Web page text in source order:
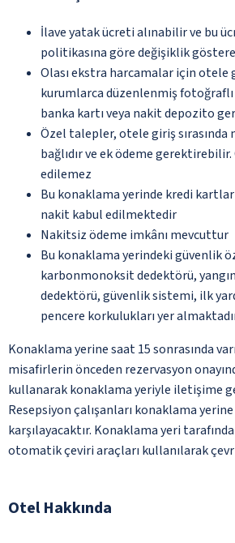
İlave yatak ücreti alınabilir ve bu
politikasına göre değişiklik
Olası ekstra harcamalar için otele
kurumlarca düzenlenmiş
banka kartı veya nakit depozito
Özel talepler, otele giriş
bağlıdır ve ek ödeme
edilemez
Bu konaklama yerinde kredi
nakit kabul edilmektedir
Nakitsiz ödeme imkânı mevcuttur
Bu konaklama yerindeki güvenlik
karbonmonoksit dedektörü,
dedektörü, güvenlik sistemi, ilk
pencere korkulukları yer
Konaklama yerine saat 15 sonrasında
misafirlerin önceden rezervasyon
kullanarak konaklama yeriyle iletişime
Resepsiyon çalışanları konaklama
karşılayacaktır. Konaklama yeri
otomatik çeviri araçları kullanılarak
Otel Hakkında